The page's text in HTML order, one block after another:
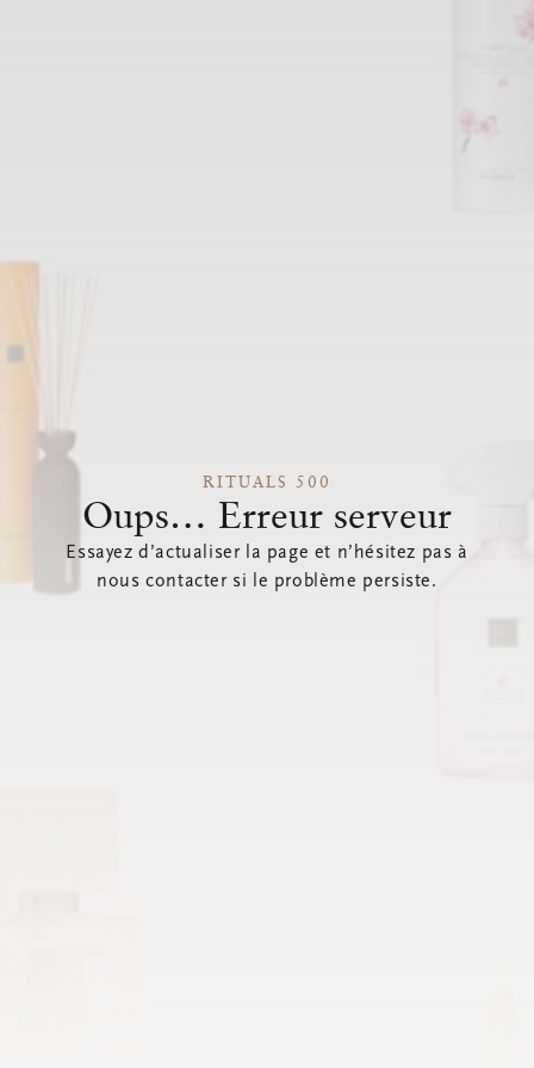
RITUALS 500
Oups… Erreur serveur
Essayez d’actualiser la page et n’hésitez pas à
nous contacter si le problème persiste.